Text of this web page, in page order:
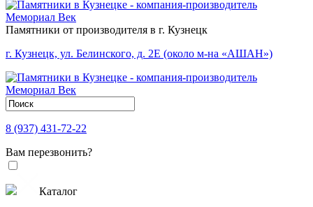
Памятники от производителя в г. Кузнецк
г. Кузнецк, ул. Белинского, д. 2Е (около м-на «АШАН»)
8 (937) 431-72-22
Вам перезвонить?
Каталог